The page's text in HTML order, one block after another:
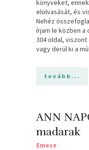
könyveket,
elolvasását, és
Nehéz
írjam le közben
304 oldal,
vagy derül ki a
tovább...
ANN
madarak
Emese